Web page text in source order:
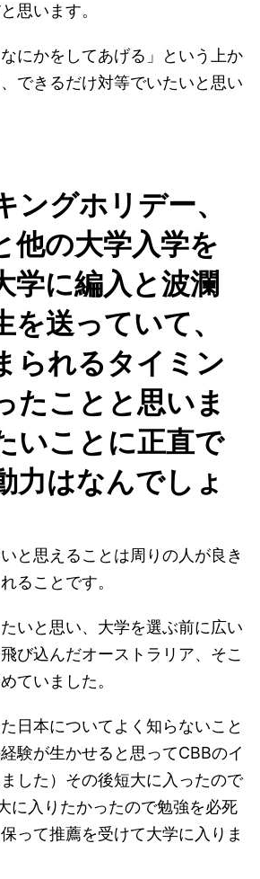
思います。
にかをしてあげる」という上か
できるだけ対等でいたいと思い
ングホリデー、
他の大学入学を
学に編入と波瀾
を送っていて、
られるタイミン
たことと思いま
いことに正直で
力はなんでしょ
と思えることは周りの人が良き
ることです。
いと思い、大学を選ぶ前に広い
び込んだオーストラリア、そこ
ていました。
日本についてよく知らないこと
験が生かせると思ってCBBのイ
した）その後短大に入ったので
に入りたかったので勉強を必死
って推薦を受けて大学に入りま